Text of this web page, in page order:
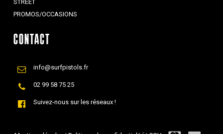
STREET
PROMOS/OCCASIONS
CONTACT
info@surfpistols.fr
02 99 58 75 25
Suivez-nous sur les réseaux !